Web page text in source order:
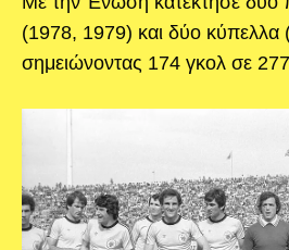
(1978, 1979) και δύο κύπελλα
σημειώνοντας 174 γκολ σε